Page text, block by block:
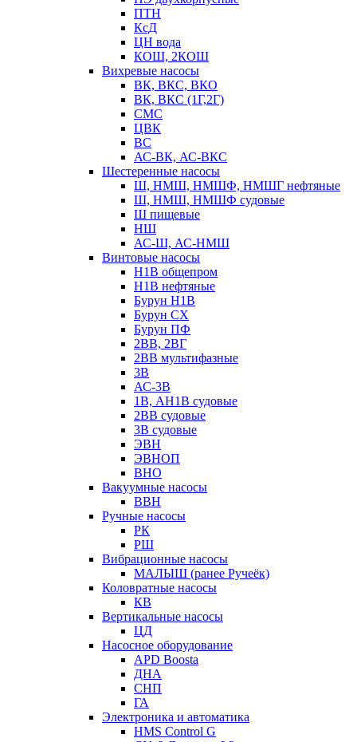
ПТН
КсД
ЦН вода
КОШ, 2КОШ
Вихревые насосы
ВК, ВКС, ВКО
ВК, ВКС (1Г,2Г)
СМС
ЦВК
ВС
АС-ВК, АС-ВКС
Шестеренные насосы
Ш, НМШ, НМШФ, НМШГ нефтяные
Ш, НМШ, НМШФ судовые
Ш пищевые
НШ
АС-Ш, АС-НМШ
Винтовые насосы
Н1В общепром
Н1В нефтяные
Бурун Н1В
Бурун СХ
Бурун ПФ
2ВВ, 2ВГ
2ВВ мультифазные
3В
АС-3В
1В, АН1В судовые
2ВВ судовые
3В судовые
ЭВН
ЭВНОП
ВНО
Вакуумные насосы
ВВН
Ручные насосы
РК
РШ
Вибрационные насосы
МАЛЫШ (ранее Ручеёк)
Коловратные насосы
КВ
Вертикальные насосы
ЦД
Насосное оборудование
APD Boosta
ДНА
СНП
ГА
Электроника и автоматика
HMS Control G